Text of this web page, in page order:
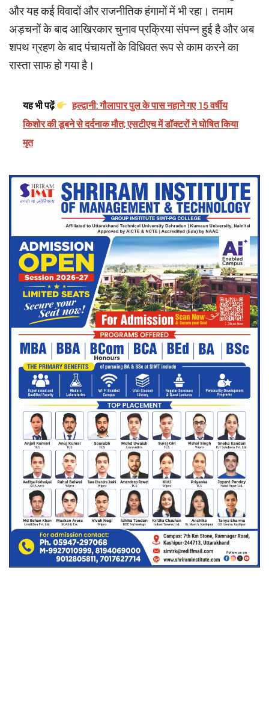
और यह कई विवादों और राजनीतिक हंगामों में भी रहा। तमाम
अड़चनों के बाद आखिरकार चुनाव प्रक्रिया संपन्न हुई है और अब
शपथ ग्रहण के बाद पंचायतों के विधिवत रूप से काम करने का
रास्ता साफ हो गया है।
यह भी पढ़ें
हल्द्वानी: गौलापार पुल के पास नहाने गए 15 वर्षीय
किशोर की डूबने से दर्दनाक मौत; एसटीएच में डॉक्टरों ने घोषित किया
मृत